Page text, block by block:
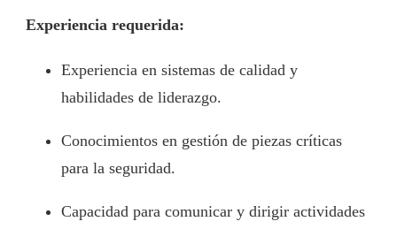
Experiencia requerida:
Experiencia en sistemas de calidad y
habilidades de liderazgo.
Conocimientos en gestión de piezas críticas
para la seguridad.
Capacidad para comunicar y dirigir actividades